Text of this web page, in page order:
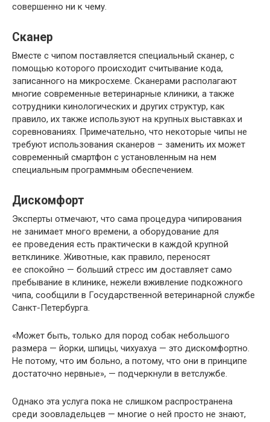
совершенно ни к чему.
Сканер
Вместе с чипом поставляется специальный сканер, с
помощью которого происходит считывание кода,
записанного на микросхеме. Сканерами располагают
многие современные ветеринарные клиники, а также
сотрудники кинологических и других структур, как
правило, их также используют на крупных выставках и
соревнованиях. Примечательно, что некоторые чипы не
требуют использования сканеров – заменить их может
современный смартфон с установленным на нем
специальным программным обеспечением.
Дискомфорт
Эксперты отмечают, что сама процедура чипирования
не занимает много времени, а оборудование для
ее проведения есть практически в каждой крупной
ветклинике. Животные, как правило, переносят
ее спокойно — больший стресс им доставляет само
пребывание в клинике, нежели вживление подкожного
чипа, сообщили в Государственной ветеринарной службе
Санкт-Петербурга.
«Может быть, только для пород собак небольшого
размера — йорки, шпицы, чихуахуа — это дискомфортно.
Не потому, что им больно, а потому, что они в принципе
достаточно нервные», — подчеркнули в ветслужбе.
Однако эта услуга пока не слишком распространена
среди зоовладельцев — многие о ней просто не знают,